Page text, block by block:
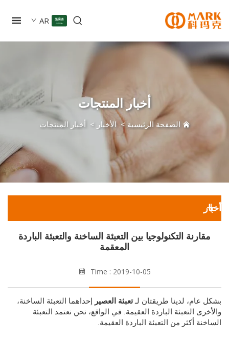
AR
أخبار المنتجات
الصفحة الرئيسية>الأخبار >أخبار المنتجات
التكنولوجيا بين التعبئة الساخنة والتعبئة الباردة
المعقمة
Time : 2019-10-05
لدينا طريقتان لـتعبئة العصيرإحداهما التعبئة الساخنة،
التعبئة الباردة العقيمة. في الواقع، نحن نعتمد التعبئة
أكثر من التعبئة الباردة العقيمة.